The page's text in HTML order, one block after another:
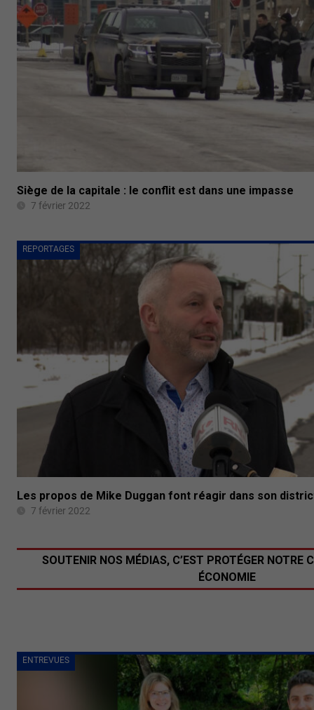
Siège de la capitale : le conflit est dans une impasse
7 février 2022
REPORTAGES
Les propos de Mike Duggan font réagir dans son
7 février 2022
ENTREVUES
SOUTENIR NOS MÉDIAS, C’EST PROTÉGER NOTRE
ÉCONOMIE